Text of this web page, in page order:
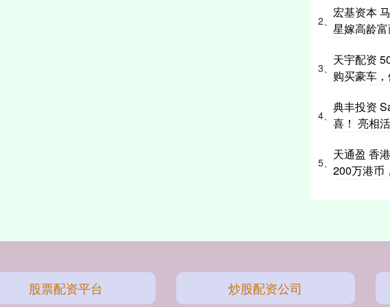
2、
宏基资本
星嫁高龄
3、
天宇配资
购买豪车
4、
典丰投资
喜！ 亮相
5、
天通盈 香
200万港币
股票配资平台 炒股配资公司